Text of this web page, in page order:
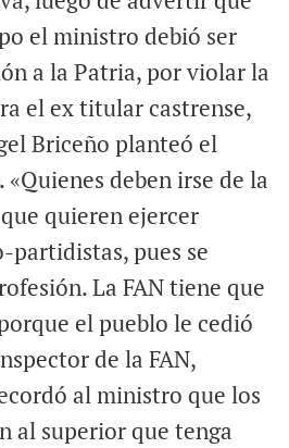
el ministro debió ser
a la Patria, por violar la
el ex titular castrense,
Briceño planteó el
deben irse de la
quieren ejercer
pues se
La FAN tiene que
el pueblo le cedió
de la FAN,
al ministro que los
al superior que tenga